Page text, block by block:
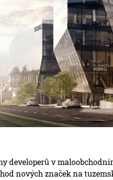
developerů v
nových značek na